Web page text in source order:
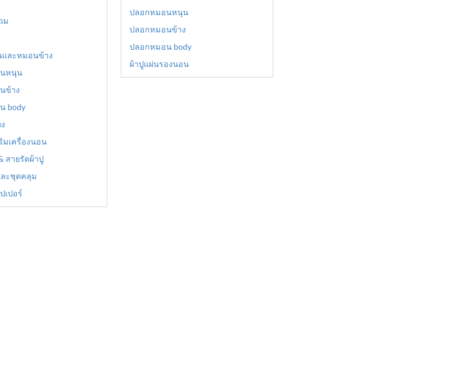
ม
ละหมอนข้าง
หนุน
ข้าง
body
มเครื่องนอน
สายรัดผ้าปู
ละชุดคลุม
เปอร์
ปลอกหมอนหนุน
ปลอกหมอนข้าง
ปลอกหมอน body
ผ้าปูแผ่นรองนอน